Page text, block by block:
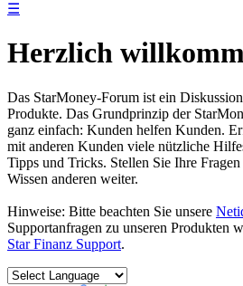
☰
Herzlich
Das StarMoney-Forum ist ein
Produkte. Das Grundprinzip der
ganz einfach: Kunden helfen Kunden.
mit anderen Kunden viele nützliche
Tipps und Tricks. Stellen Sie Ihre
Wissen anderen weiter.
Hinweise: Bitte beachten Sie unsere
Supportanfragen zu unseren Produkten
Star Finanz Support.